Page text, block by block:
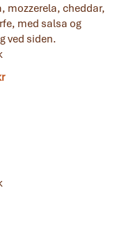
mozzerela, cheddar,
med salsa og
ved siden.